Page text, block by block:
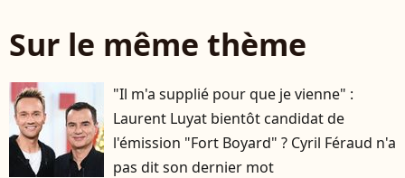
Sur le même thème
"Il m'a supplié pour que je vienne" :
Laurent Luyat bientôt candidat de
l'émission "Fort Boyard" ? Cyril Féraud n'a
pas dit son dernier mot